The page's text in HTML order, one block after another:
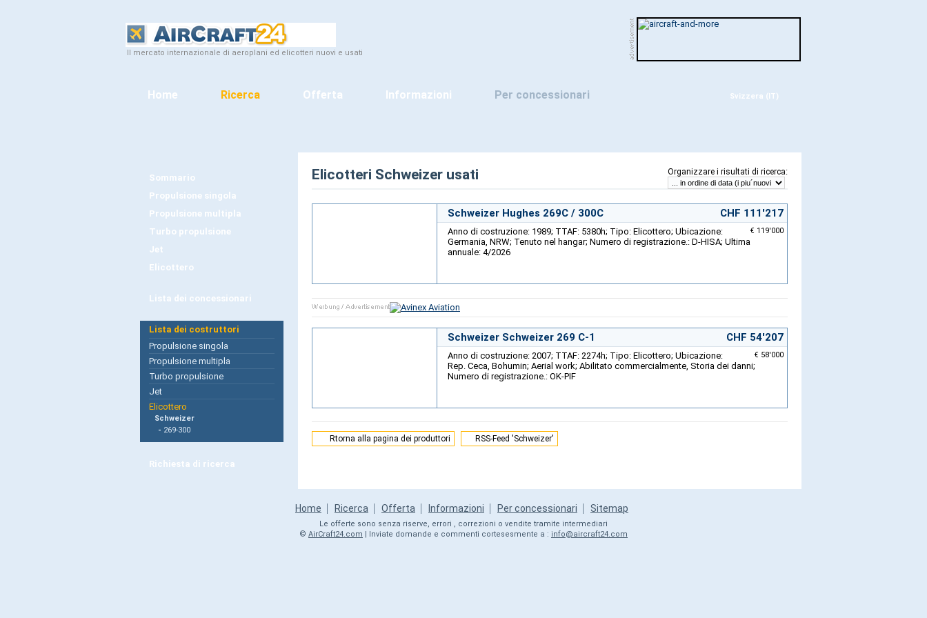
Il mercato internazionale di aeroplani ed elicotteri nuovi e usati
Home Ricerca Offerta Informazioni Per concessionari Svizzera (IT)
Sommario
Propulsione singola
Propulsione multipla
Turbo propulsione
Jet
Elicottero
Lista dei concessionari
Lista dei costruttori
Propulsione singola
Propulsione multipla
Turbo propulsione
Jet
Elicottero
Schweizer
- 269-300
Richiesta di ricerca
Organizzare i risultati di ricerca:
Elicotteri Schweizer usati
Schweizer Hughes 269C / 300C CHF 111'217
€ 119'000
Anno di costruzione: 1989; TTAF: 5380h; Tipo: Elicottero; Ubicazione:
Germania, NRW; Tenuto nel hangar; Numero di registrazione.: D-HISA; Ultima
annuale: 4/2026
Schweizer Schweizer 269 C-1 CHF 54'207
€ 58'000
Anno di costruzione: 2007; TTAF: 2274h; Tipo: Elicottero; Ubicazione:
Rep. Ceca, Bohumin; Aerial work; Abilitato commercialmente, Storia dei danni;
Numero di registrazione.: OK-PIF
Rtorna alla pagina dei produttori RSS-Feed 'Schweizer'
Home Ricerca Offerta Informazioni Per concessionari Sitemap
Le offerte sono senza riserve, errori , correzioni o vendite tramite intermediari
© AirCraft24.com | Inviate domande e commenti cortesesmente a : info@aircraft24.com